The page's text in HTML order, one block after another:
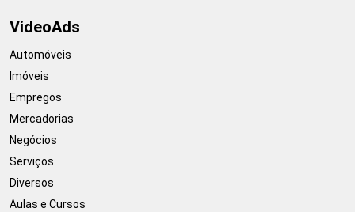
VideoAds
Automóveis
Imóveis
Empregos
Mercadorias
Negócios
Serviços
Diversos
Aulas e Cursos